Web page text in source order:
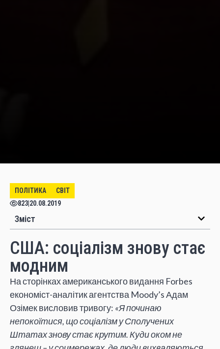
ПОЛІТИКА
СВІТ
823 20.08.2019
Зміст
США: соціалізм знову стає
модним
На сторінках американського видання Forbes
економіст-аналітик агентства Moody’s Адам
Озімек висловив тривогу: «Я починаю
непокоїтися, що соціалізм у Сполучених
Штатах знову стає крутим. Куди оком не